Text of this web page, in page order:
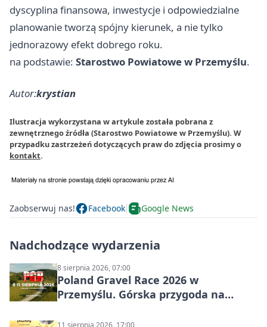
dyscyplina finansowa, inwestycje i odpowiedzialne
planowanie tworzą spójny kierunek, a nie tylko
jednorazowy efekt dobrego roku.
na podstawie: Starostwo Powiatowe w Przemyślu.
Autor:krystian
Ilustracja wykorzystana w artykule została pobrana z
zewnętrznego źródła (Starostwo Powiatowe w Przemyślu). W
przypadku zastrzeżeń dotyczących praw do zdjęcia prosimy o
kontakt.
Zaobserwuj nas! Facebook Google News
Nadchodzące wydarzenia
8 sierpnia 2026, 07:00
Poland Gravel Race 2026 w
Przemyślu. Górska przygoda na
11 sierpnia 2026, 17:00